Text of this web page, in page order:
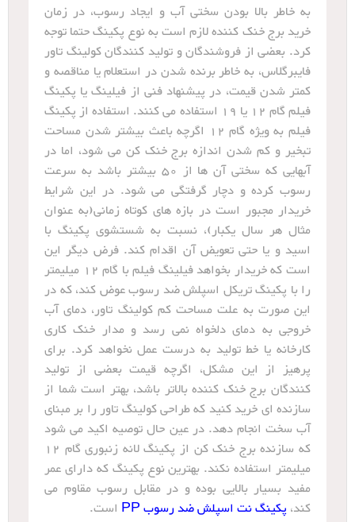
به خاطر بالا بودن سختی آب و ایجاد رسوب، در زمان
خرید برج خنک کننده لازم است به نوع پکینگ حتما توجه
کرد. بعضی از فروشندگان و تولید کنندگان کولینگ تاور
فایبرگلاس، به خاطر برنده شدن در استعلام یا مناقصه و
کمتر شدن قیمت، در پیشنهاد فنی از فیلینگ یا پکینگ
فیلم گام 12 یا 19 استفاده می کنند. استفاده از پکینگ
فیلم به ویژه گام 12 اگرچه باعث بیشتر شدن مساحت
تبخیر و کم شدن اندازه برج خنک کن می شود، اما در
آبهایی که سختی آن ها از 50 بیشتر باشد به سرعت
رسوب کرده و دچار گرفتگی می شود. در این شرایط
خریدار مجبور است در بازه های کوتاه زمانی(به عنوان
مثال هر سال یکبار)، نسبت به شستشوی پکینگ با
اسید و یا حتی تعویض آن اقدام کند. فرض دیگر این
است که خریدار بخواهد فیلینگ فیلم با گام 12 میلیمتر
را با پکینگ تریکل اسپلش ضد رسوب عوض کند، که در
این صورت به علت مساحت کم کولینگ تاور، دمای آب
خروجی به دمای دلخواه نمی رسد و مدار خنک کاری
کارخانه یا خط تولید به درست عمل نخواهد کرد. برای
پرهیز از این مشکل، اگرچه قیمت بعضی از تولید
کنندگان برج خنک کننده بالاتر باشد، بهتر است شما از
سازنده ای خرید کنید که طراحی کولینگ تاور را بر مبنای
آب سخت انجام دهد. در عین حال توصیه اکید می شود
که سازنده برج خنک کن از پکینگ لانه زنبوری گام 12
میلیمتر استفاده نکند. بهترین نوع پکینگ که دارای عمر
مفید بسیار بالایی بوده و در مقابل رسوب مقاوم می
کند،پکینگ نت اسپلش ضد رسوب PP است.